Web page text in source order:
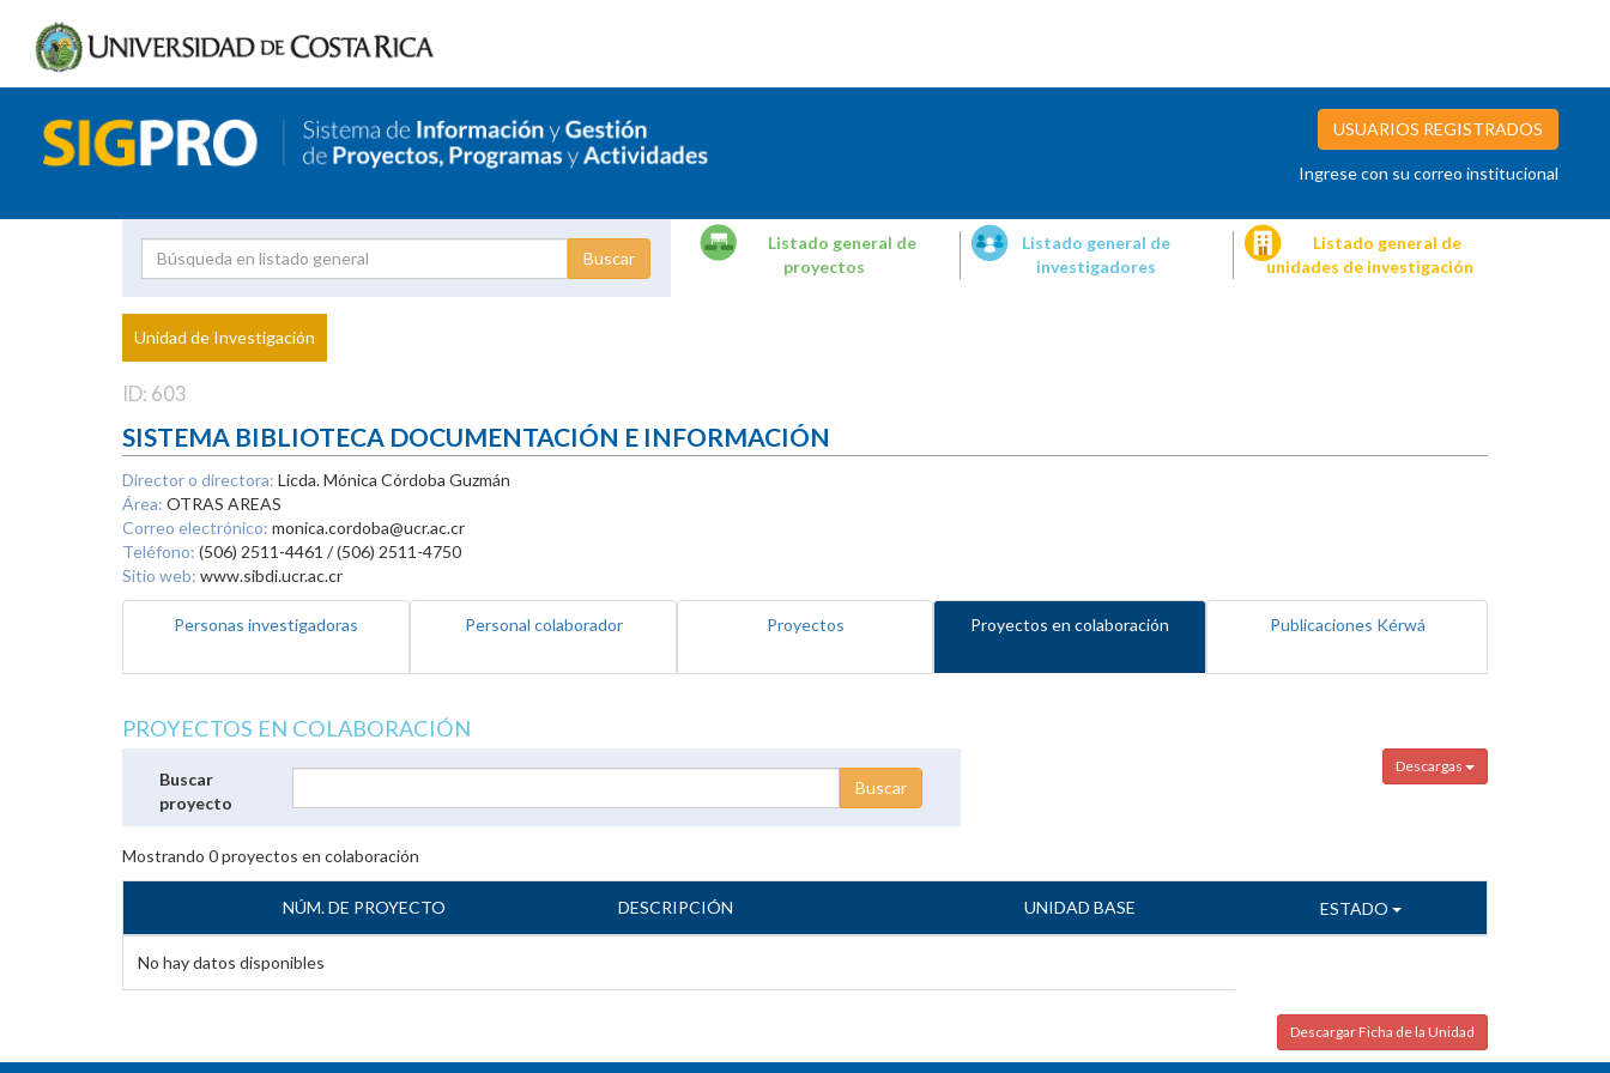
USUARIOS REGISTRADOS
Ingrese con su correo institucional
Proyecto
Investigador
Listado general de
proyectos
Listado general de
investigadores
Listado general de
unidades de investigación
Unidad de Investigación
ID: 603
SISTEMA BIBLIOTECA DOCUMENTACIÓN E INFORMACIÓN
Director o directora: Licda. Mónica Córdoba Guzmán
Área: OTRAS AREAS
Correo electrónico: monica.cordoba@ucr.ac.cr
Teléfono: (506) 2511-4461 / (506) 2511-4750
Sitio web: www.sibdi.ucr.ac.cr
Personas investigadoras Personal colaborador Proyectos Proyectos en colaboración Publicaciones Kérwá
PROYECTOS EN COLABORACIÓN
Descargas
Buscar
proyecto
Mostrando 0proyectos en colaboración
NÚM. DE PROYECTO DESCRIPCIÓN UNIDAD BASE ESTADO
No hay datos disponibles
Descargar Ficha de la Unidad